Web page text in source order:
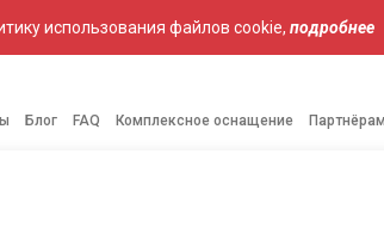
использования файлов cookie, подробнее
Блог FAQ Комплексное оснащение Партнёрам